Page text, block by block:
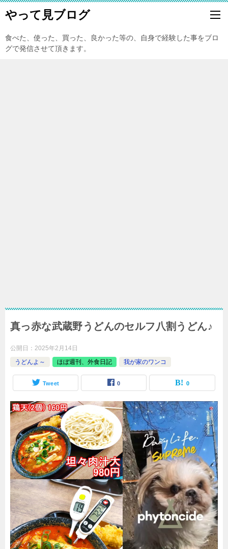
やって見ブログ
食べた、使った、買った、良かった等の、自身で経験した事をブロ
グで発信させて頂きます。
真っ赤な武蔵野うどんのセルフ八割うどん♪
公開日： 2025年2月14日
うどんよ～
ほぼ週刊、外食日記 我が家のワンコ
Tweet 0 0